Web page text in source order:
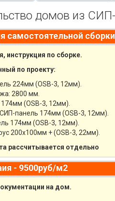
домов из
самостоятельной
инструкция по сборке.
по проекту:
224мм (OSB-3, 12мм).
2800 мм.
(OSB-3, 12мм).
панель 174мм (OSB-3, 12мм).
174мм (OSB-3, 12мм).
200х100мм + (OSB-3, 22мм).
рассчитывается отдельно
- 9500руб/м2
на дом.